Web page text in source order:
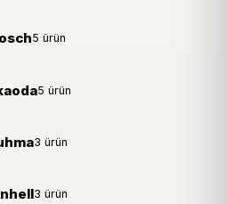
5 ürün
5 ürün
3 ürün
3 ürün